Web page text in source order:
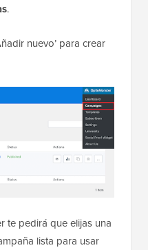
.
nuevo’ para crear
te pedirá que elijas una
lista para usar